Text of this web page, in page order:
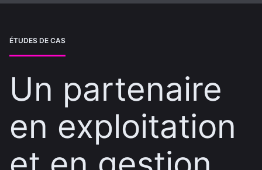
ÉTUDES DE CAS
Un partenaire
en exploitation